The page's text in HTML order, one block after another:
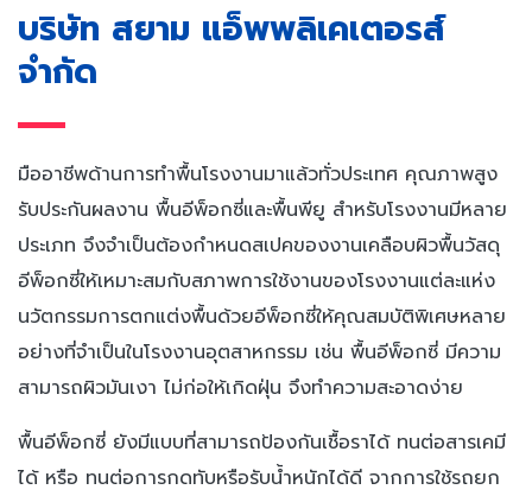
บริษัท สยาม แอ็พพลิเคเตอรส์
จำกัด
มืออาชีพด้านการทำพื้นโรงงานมาแล้วทั่วประเทศ คุณภาพสูง
รับประกันผลงาน พื้นอีพ็อกซี่และพื้นพียู สำหรับโรงงานมีหลาย
ประเภท จึงจำเป็นต้องกำหนดสเปคของงานเคลือบผิวพื้นวัสดุ
อีพ็อกซี่ให้เหมาะสมกับสภาพการใช้งานของโรงงานแต่ละแห่ง
นวัตกรรมการตกแต่งพื้นด้วยอีพ็อกซี่ให้คุณสมบัติพิเศษหลาย
อย่างที่จำเป็นในโรงงานอุตสาหกรรม เช่น พื้นอีพ็อกซี่ มีความ
สามารถผิวมันเงา ไม่ก่อให้เกิดฝุ่น จึงทำความสะอาดง่าย
พื้นอีพ็อกซี่ ยังมีแบบที่สามารถป้องกันเชื้อราได้ ทนต่อสารเคมี
ได้ หรือ ทนต่อการกดทับหรือรับน้ำหนักได้ดี จากการใช้รถยก